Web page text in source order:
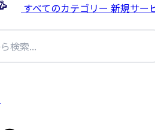
すべてのカテゴリー 新規サー